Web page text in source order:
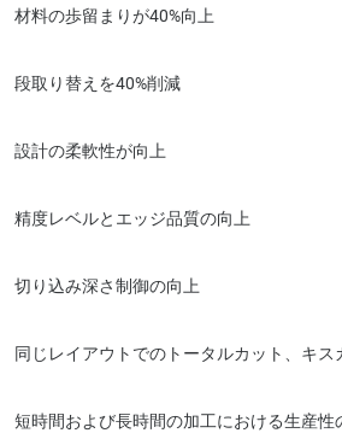
材料の歩留まりが40%向上
段取り替えを40%削減
設計の柔軟性が向上
精度レベルとエッジ品質の向上
切り込み深さ制御の向上
同じレイアウトでのトータルカット、キス
短時間および長時間の加工における生産性